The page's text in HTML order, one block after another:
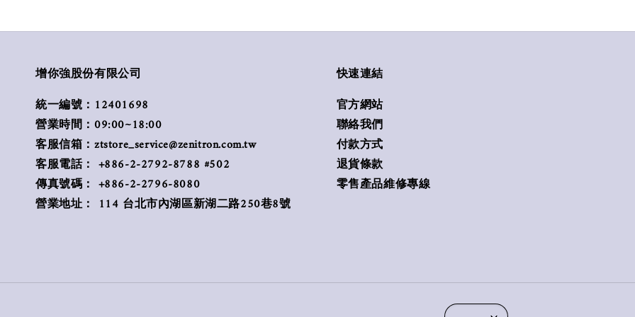
增你強股份有限公司
統一編號：12401698
營業時間：09:00~18:00
客服信箱：ztstore_service@zenitron.com.tw
客服電話： +886-2-2792-8788 #502
傳真號碼： +886-2-2796-8080
營業地址： 114 台北市內湖區新湖二路250巷8號
快速連結
官方網站
聯絡我們
付款方式
退貨條款
零售產品維修專線